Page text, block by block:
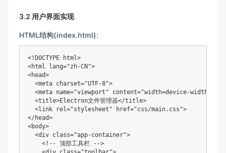
3.2 用户界面实现
HTML结构(index.html):
<!DOCTYPE html>
<html lang="zh-CN">
<head>
  <meta charset="UTF-8">
<meta name="viewport" content="width=device-width,
  <title>Electron文件管理器</title>
  <link rel="stylesheet" href="css/main.css">
</head>
<body>
  <div class="app-container">
    <!-- 顶部工具栏 -->